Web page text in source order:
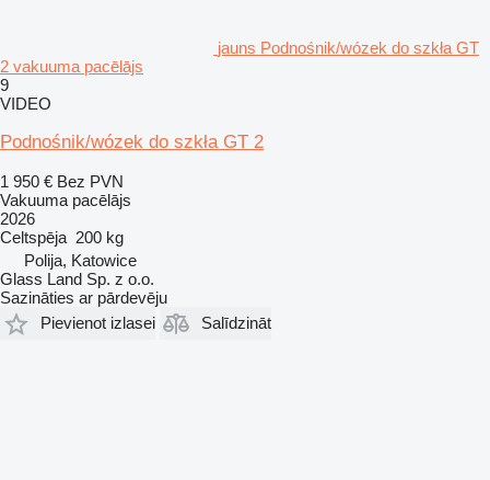
jauns Podnośnik/wózek do szkła GT
2 vakuuma pacēlājs
9
VIDEO
Podnośnik/wózek do szkła GT 2
1 950 € Bez PVN
Vakuuma pacēlājs
2026
Celtspēja 200 kg
Polija, Katowice
Glass Land Sp. z o.o.
Sazināties ar pārdevēju
Pievienot izlasei
Salīdzināt